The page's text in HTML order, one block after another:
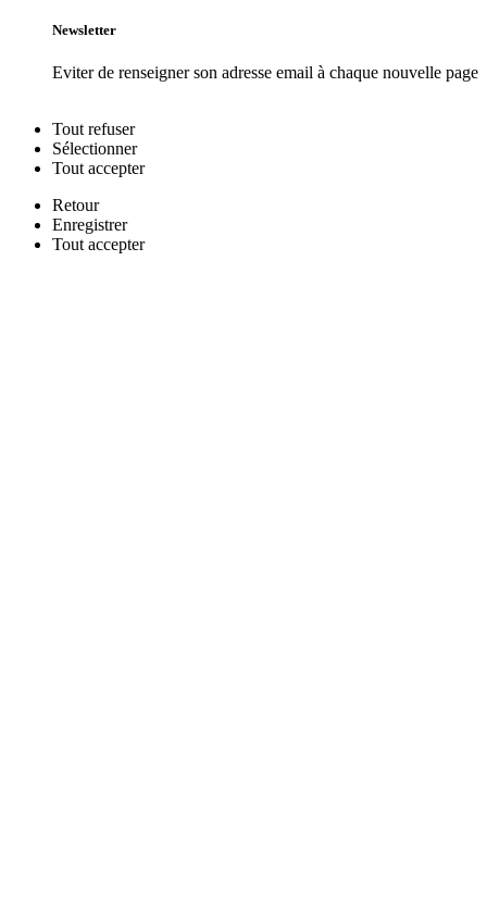
Newsletter
Eviter de renseigner son adresse email à chaque nouvelle page
Tout refuser
Sélectionner
Tout accepter
Retour
Enregistrer
Tout accepter